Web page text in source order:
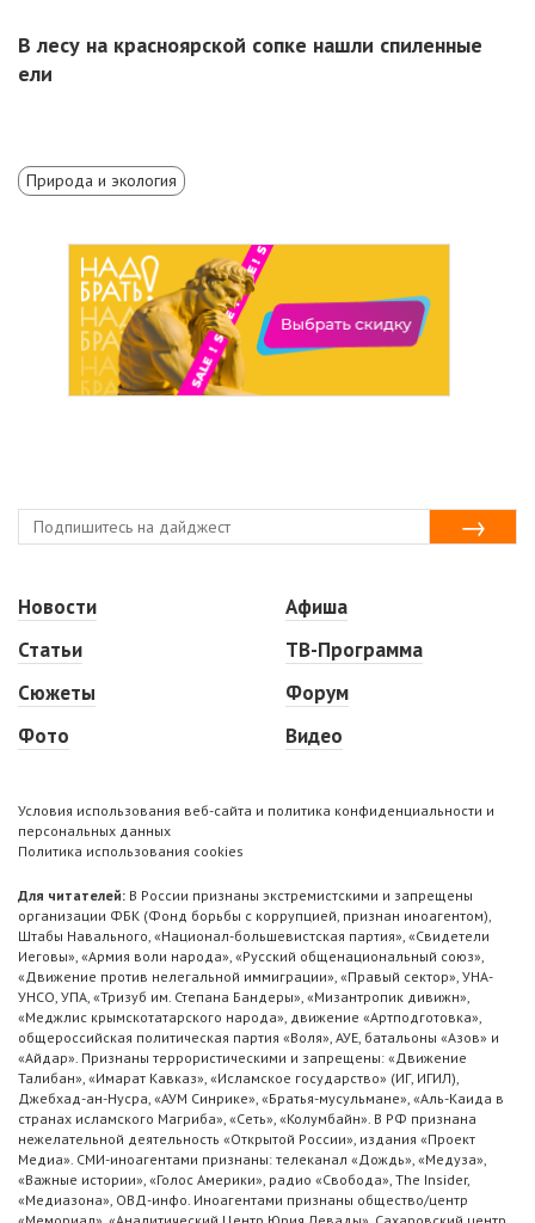
В лесу на красноярской сопке нашли спиленные
ели
Природа и экология
Новости
Статьи
Сюжеты
Фото
Афиша
ТВ-Программа
Форум
Видео
Условия использования веб-сайта и политика конфиденциальности и
персональных данных
Политика использования cookies
Для читателей: В России признаны экстремистскими и запрещены
организации ФБК (Фонд борьбы с коррупцией, признан иноагентом),
Штабы Навального, «Национал-большевистская партия», «Свидетели
Иеговы», «Армия воли народа», «Русский общенациональный союз»,
«Движение против нелегальной иммиграции», «Правый сектор», УНА-
УНСО, УПА, «Тризуб им. Степана Бандеры», «Мизантропик дивижн»,
«Меджлис крымскотатарского народа», движение «Артподготовка»,
общероссийская политическая партия «Воля», АУЕ, батальоны «Азов» и
«Айдар». Признаны террористическими и запрещены: «Движение
Талибан», «Имарат Кавказ», «Исламское государство» (ИГ, ИГИЛ),
Джебхад-ан-Нусра, «АУМ Синрике», «Братья-мусульмане», «Аль-Каида в
странах исламского Магриба», «Сеть», «Колумбайн». В РФ признана
нежелательной деятельность «Открытой России», издания «Проект
Медиа». СМИ-иноагентами признаны: телеканал «Дождь», «Медуза»,
«Важные истории», «Голос Америки», радио «Свобода», The Insider,
«Медиазона», ОВД-инфо. Иноагентами признаны общество/центр
«Мемориал», «Аналитический Центр Юрия Левады», Сахаровский центр.